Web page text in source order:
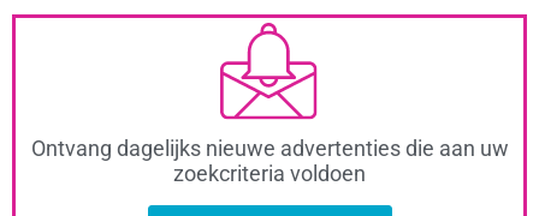
Ontvang dagelijks nieuwe advertenties die aan uw
zoekcriteria voldoen